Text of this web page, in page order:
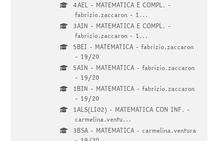
4AEL - MATEMATICA E COMPL. -
fabrizio.zaccaron - 1...
3AIN - MATEMATICA E COMPL. -
fabrizio.zaccaron - 1...
5BEI - MATEMATICA - fabrizio.zaccaron
- 19/20
5AIN - MATEMATICA - fabrizio.zaccaron
- 19/20
1BIN - MATEMATICA - fabrizio.zaccaron
- 19/20
1ALS(LI02) - MATEMATICA CON INF. -
carmelina.ventu...
3BSA - MATEMATICA - carmelina.ventura